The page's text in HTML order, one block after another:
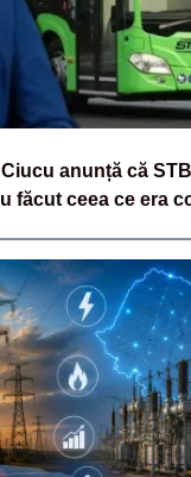
anunță că
făcut ceea ce era